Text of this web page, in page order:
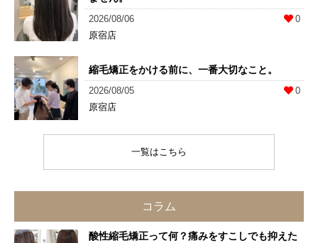
2026/08/06
0
原宿店
縮毛矯正をかける前に、一番大切なこと。
2026/08/05
0
原宿店
一覧はこちら
コラム
酸性縮毛矯正って何？痛みをすこしでも抑えた